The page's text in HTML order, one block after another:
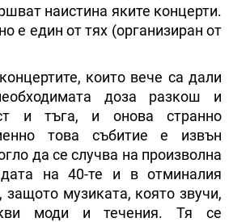
наистина яките концерти.
е един от тях (организиран от
които вече са дали
доза разкош и
и тъга, и онова странно
това събитие е извън
да се случва на произволна
на 40-те и в отминалия
защото музиката, която звучи,
моди и течения. Тя се